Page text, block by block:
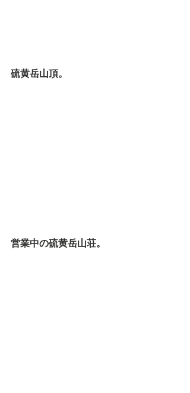
硫黄岳山頂。
営業中の硫黄岳山荘。